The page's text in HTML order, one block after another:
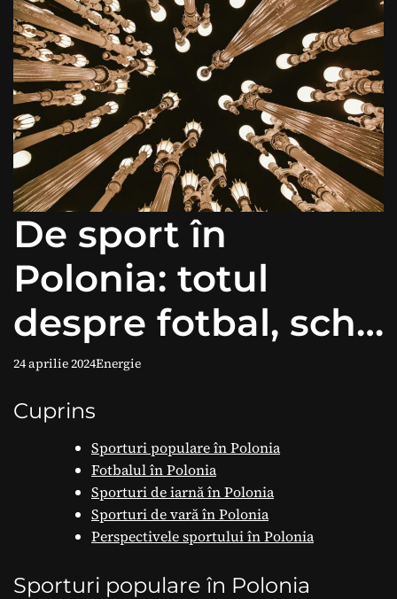
De sport în
Polonia: totul
despre fotbal, schi
și mai mult
24 aprilie 2024Energie
Cuprins
Sporturi populare în Polonia
Fotbalul în Polonia
Sporturi de iarnă în Polonia
Sporturi de vară în Polonia
Perspectivele sportului în Polonia
Sporturi populare în Polonia